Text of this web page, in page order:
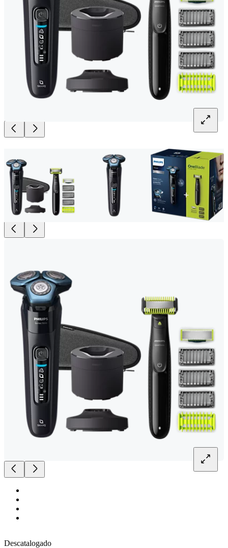
Descatalogado